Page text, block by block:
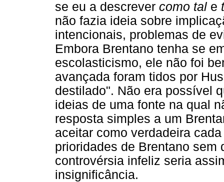
se eu a descrever como tal e
não fazia ideia sobre
intencionais, problemas de
Embora Brentano tenha se
escolasticismo, ele não foi
avançada foram tidos por
destilado". Não era possível
ideias de uma fonte na qual
resposta simples a um
aceitar como verdadeira
prioridades de Brentano sem
controvérsia infeliz seria
insignificância.